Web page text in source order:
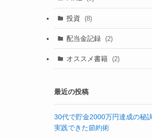
(6)(1)
(4)
(1)
投資 (8)
(2)
(2)
配当金記録 (2)
オススメ書籍 (2)
最近の投稿
30代で貯金2000万円達成の秘
実践できた節約術